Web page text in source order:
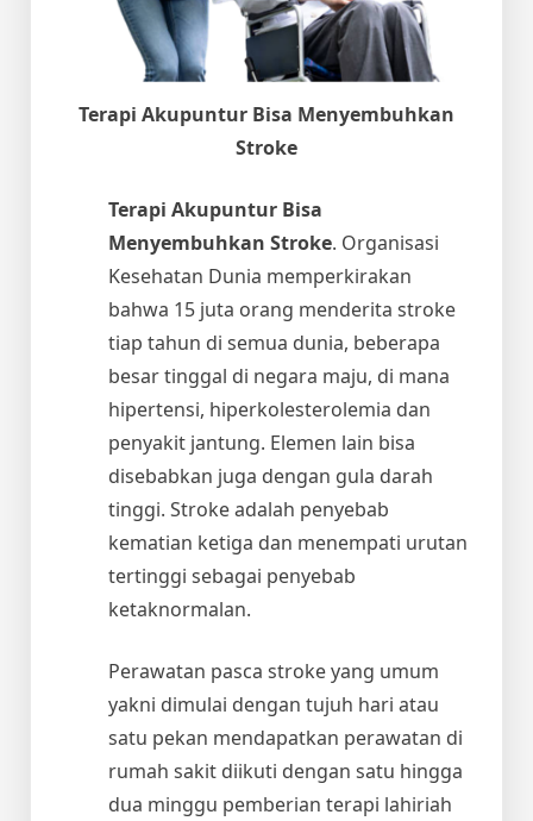
Terapi Akupuntur Bisa Menyembuhkan
Stroke
Terapi Akupuntur Bisa
Menyembuhkan Stroke. Organisasi
Kesehatan Dunia memperkirakan
bahwa 15 juta orang menderita stroke
tiap tahun di semua dunia, beberapa
besar tinggal di negara maju, di mana
hipertensi, hiperkolesterolemia dan
penyakit jantung. Elemen lain bisa
disebabkan juga dengan gula darah
tinggi. Stroke adalah penyebab
kematian ketiga dan menempati urutan
tertinggi sebagai penyebab
ketaknormalan.
Perawatan pasca stroke yang umum
yakni dimulai dengan tujuh hari atau
satu pekan mendapatkan perawatan di
rumah sakit diikuti dengan satu hingga
dua minggu pemberian terapi lahiriah